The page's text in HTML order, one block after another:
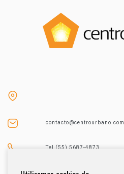
contacto@centrourbano.com
Tel (55) 5687-4873